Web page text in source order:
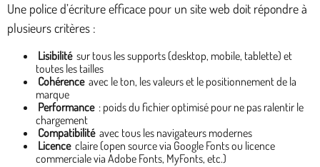
Une police d’écriture efficace pour un site web doit répondre à
plusieurs critères :
Lisibilité sur tous les supports (desktop, mobile, tablette) et
toutes les tailles
Cohérence avec le ton, les valeurs et le positionnement de la
marque
Performance : poids du fichier optimisé pour ne pas ralentir le
chargement
Compatibilité avec tous les navigateurs modernes
Licence claire (open source via Google Fonts ou licence
commerciale via Adobe Fonts, MyFonts, etc.)